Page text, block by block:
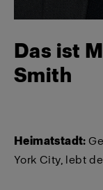
Das ist
Smith
Heimatstadt:
York City, lebt